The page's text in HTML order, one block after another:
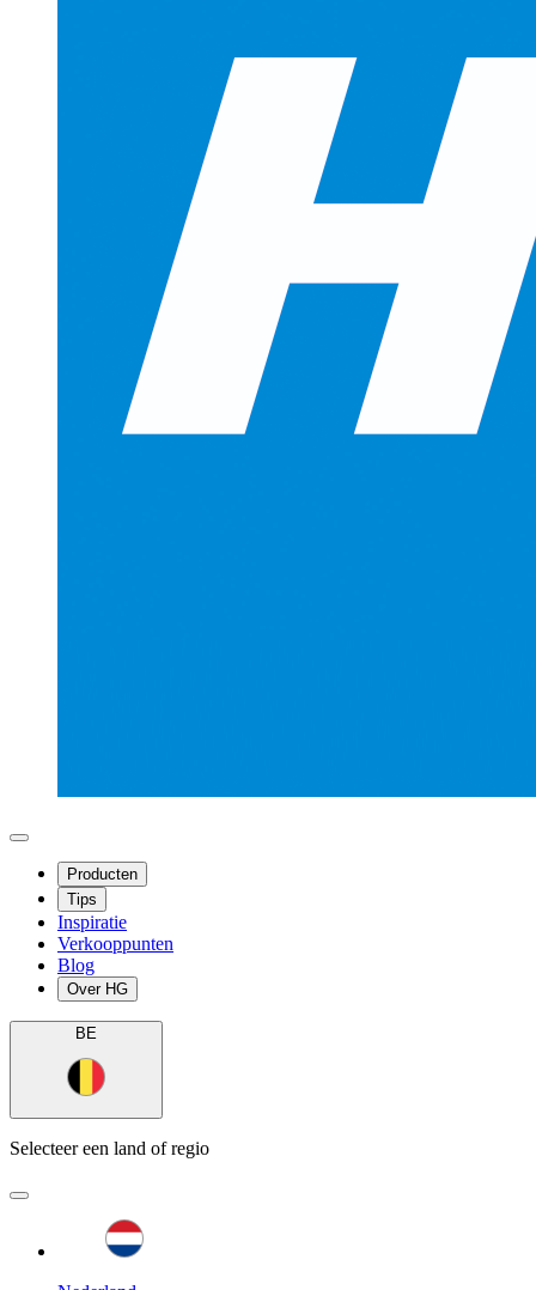
Producten
Tips
Inspiratie
Verkooppunten
Blog
Over HG
BE
Selecteer een land of regio